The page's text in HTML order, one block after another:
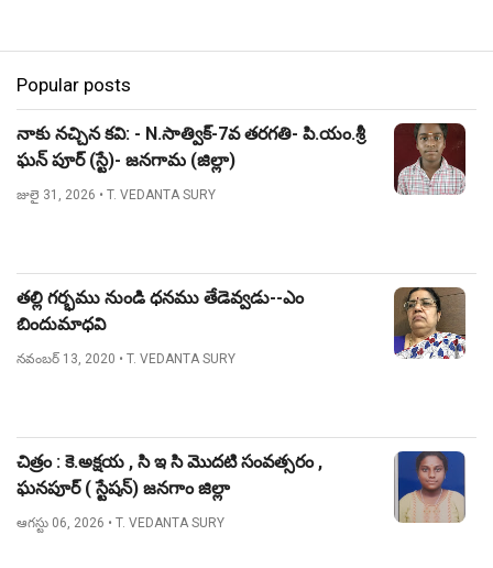
Popular posts
నాకు నచ్చిన కవి: - N.సాత్విక్-7వ తరగతి- పి.యం.శ్రీ
ఘన్ పూర్ (స్టే)- జనగామ (జిల్లా)
జులై 31, 2026 • T. VEDANTA SURY
తల్లి గర్భము నుండి ధనము తేడెవ్వడు--ఎం
బిందుమాధవి
నవంబర్ 13, 2020 • T. VEDANTA SURY
చిత్రం : కె.అక్షయ , సి ఇ సి మొదటి సంవత్సరం ,
ఘనపూర్ ( స్టేషన్) జనగాం జిల్లా
ఆగస్టు 06, 2026 • T. VEDANTA SURY